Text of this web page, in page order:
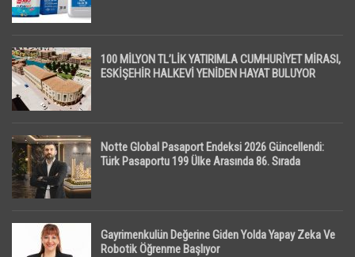
100 MİLYON TL’LİK YATIRIMLA CUMHURİYET MİRASI,
ESKİŞEHİR HALKEVİ YENİDEN HAYAT BULUYOR
Notte Global Pasaport Endeksi 2026 Güncellendi:
Türk Pasaportu 199 Ülke Arasında 86. Sırada
Gayrimenkulün Değerine Giden Yolda Yapay Zeka Ve
Robotik Öğrenme Başlıyor